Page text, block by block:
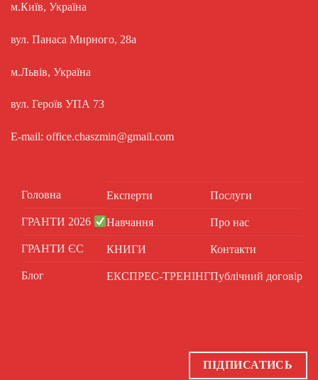
м.Київ, Україна
вул. Панаса Мирного, 28а
м.Львів, Україна
вул. Героїв УПА 73
E-mail: office.chaszmin@gmail.com
Головна
ГРАНТИ 2026
ГРАНТИ ЄС
Блог
Експерти
Навчання
КНИГИ
ЕКСПРЕС-ТРЕНІНГ
Послуги
Про нас
Контакти
Публічний договір
ПІДПИСАТИСЬ